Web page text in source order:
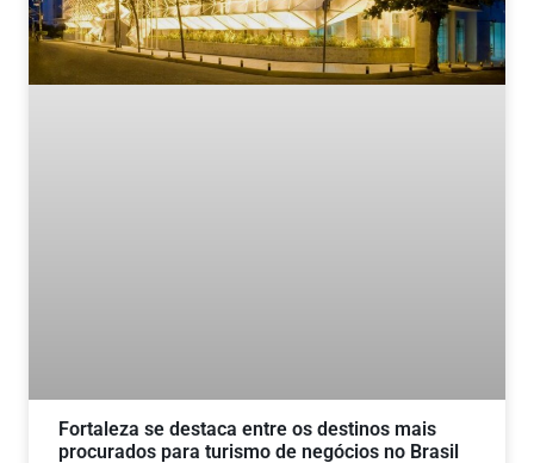
Fortaleza se destaca entre os destinos mais
procurados para turismo de negócios no Brasil